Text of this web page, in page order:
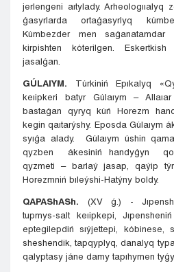
jerlengeni aıtylady. Arheologııalyq
ǵasyrlarda ortaǵasyrlyq
Kúmbezder men saǵanatamdar
kirpishten kóterilgen. Eskertkish
jasalǵan.
GÚLAIYM. Túrkiniń Epıkalyq
keıipkeri batyr Gúlaıym –
bastaǵan qyryq kúń Horezm
kegin qaıtarýshy. Eposda Gúlaıym
syıǵa alady. Gúlaıym úshin
qyzben ákesiniń handyǵyn
qyzmeti – barlaý jasap, qaýip
Horezmniń bıleýshi-Hatýny boldy.
QAPAShASh. (XV ǵ.) -
tupmys-salt keıipkepi,
eptegilepdiń sıýjettepi, kóbinese,
sheshendik, tapqyplyq, danalyq
qalyptasy jáne damy tapıhymen